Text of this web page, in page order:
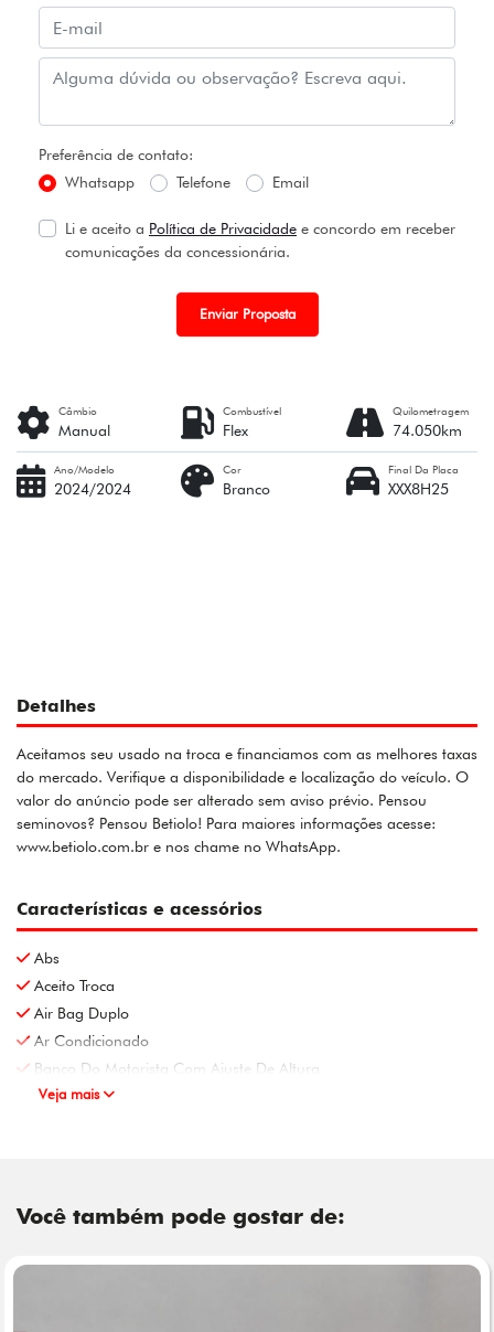
Preferência de contato:
Whatsapp
Telefone Email
Li e aceito a Política de Privacidade e concordo em receber
comunicações da concessionária.
Enviar Proposta
Câmbio
Manual
Combustível
Flex
Quilometragem
74.050km
Ano/Modelo
2024/2024
Cor
Branco
Final Da Placa
XXX8H25
Detalhes
Aceitamos seu usado na troca e financiamos com as melhores taxas
do mercado. Verifique a disponibilidade e localização do veículo. O
valor do anúncio pode ser alterado sem aviso prévio. Pensou
seminovos? Pensou Betiolo! Para maiores informações acesse:
www.betiolo.com.br e nos chame no WhatsApp.
Características e acessórios
Abs
Aceito Troca
Air Bag Duplo
Ar Condicionado
Banco Do Motorista Com Ajuste De Altura
Veja mais
Você também pode gostar de: